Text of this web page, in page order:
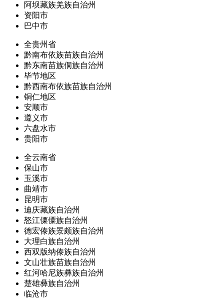
阿坝藏族羌族自治州
资阳市
巴中市
全贵州省
黔南布依族苗族自治州
黔东南苗族侗族自治州
毕节地区
黔西南布依族苗族自治州
铜仁地区
安顺市
遵义市
六盘水市
贵阳市
全云南省
保山市
玉溪市
曲靖市
昆明市
迪庆藏族自治州
怒江傈僳族自治州
德宏傣族景颇族自治州
大理白族自治州
西双版纳傣族自治州
文山壮族苗族自治州
红河哈尼族彝族自治州
楚雄彝族自治州
临沧市